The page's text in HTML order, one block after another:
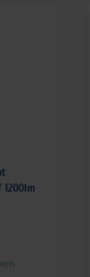
1200lm